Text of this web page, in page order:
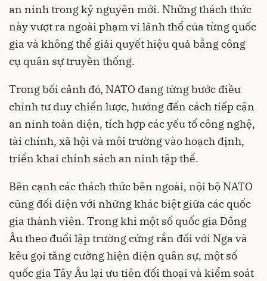
an ninh trong kỷ nguyên mới. Những thách thức
này vượt ra ngoài phạm vi lãnh thổ của từng quốc
gia và không thể giải quyết hiệu quả bằng công
cụ quân sự truyền thống.
Trong bối cảnh đó, NATO đang từng bước điều
chỉnh tư duy chiến lược, hướng đến cách tiếp cận
an ninh toàn diện, tích hợp các yếu tố công nghệ,
tài chính, xã hội và môi trường vào hoạch định,
triển khai chính sách an ninh tập thể.
Bên cạnh các thách thức bên ngoài, nội bộ NATO
cũng đối diện với những khác biệt giữa các quốc
gia thành viên. Trong khi một số quốc gia Đông
Âu theo đuổi lập trường cứng rắn đối với Nga và
kêu gọi tăng cường hiện diện quân sự, một số
quốc gia Tây Âu lại ưu tiên đối thoại và kiểm soát